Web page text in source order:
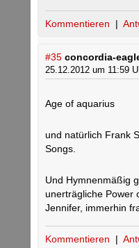
Kommentieren |
#35 concordia-
25.12.2012 um 11:59
Age of aquarius
und natürlich Frank
Songs.
Und Hymnenmäßig
unerträgliche Power
Jennifer, immerhin
Kommentieren |